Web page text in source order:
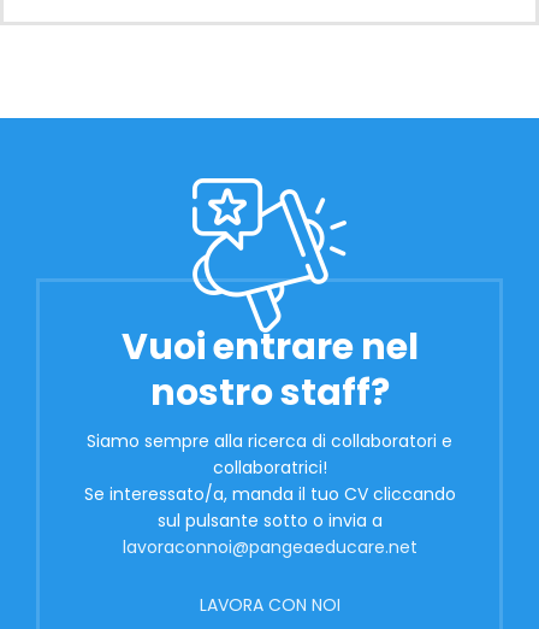
Vuoi entrare nel
nostro staff?
Siamo sempre alla ricerca di collaboratori e
collaboratrici!
Se interessato/a, manda il tuo CV cliccando
sul pulsante sotto o invia a
lavoraconnoi@pangeaeducare.net
LAVORA CON NOI